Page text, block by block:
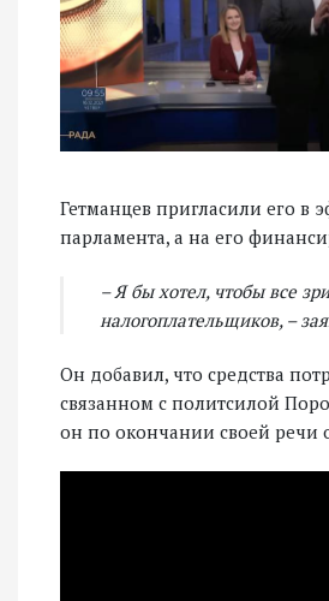
Гетманцев пригласили его в
парламента, а на его
– Я бы хотел, чтобы все
налогоплательщиков, –
Он добавил, что средства
связанном с политсилой
он по окончании своей речи